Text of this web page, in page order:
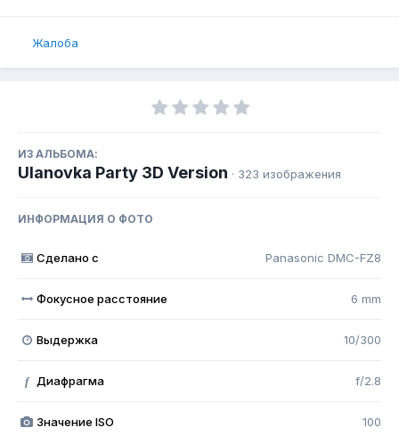
Жалоба
ИЗ АЛЬБОМА:
Ulanovka Party 3D Version · 323 изображения
ИНФОРМАЦИЯ О ФОТО
Сделано с Panasonic DMC-FZ8
Фокусное расстояние 6 mm
Выдержка 10/300
f Диафрагма f/2.8
Значение ISO 100